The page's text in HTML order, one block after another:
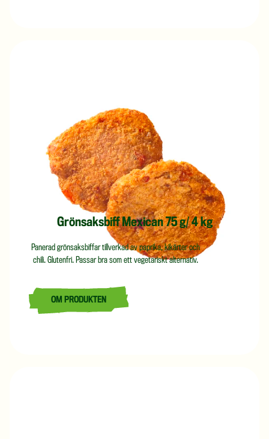
Grönsaksbiff Mexican 75 g/ 4 kg
Panerad grönsaksbiffar tillverkad av paprika, kikärter och
chili. Glutenfri. Passar bra som ett vegetariskt alternativ.
LÄS MER OM GRÖNSAKSBIFF MEXICAN 75 G/ 4 KG
OM PRODUKTEN